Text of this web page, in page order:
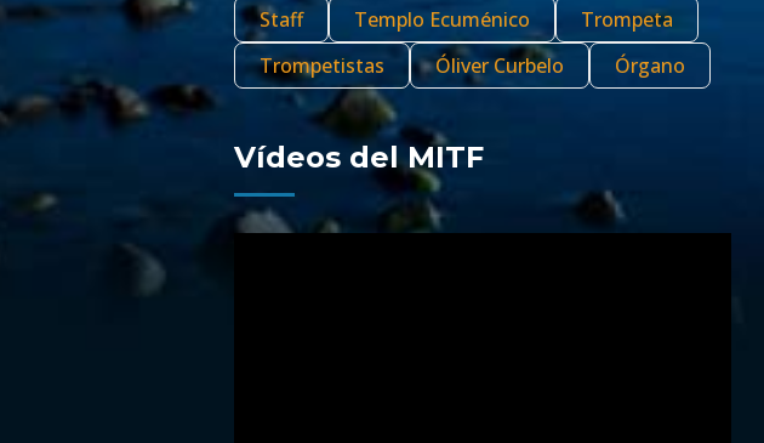
Staff
Templo Ecuménico
Trompeta
Trompetistas
Óliver Curbelo Órgano
Vídeos del MITF